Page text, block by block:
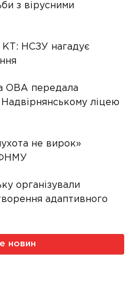
з вірусними
КТ: НСЗУ нагадує
ОВА передала
ліцею
не вирок»
організували
адаптивного
новин